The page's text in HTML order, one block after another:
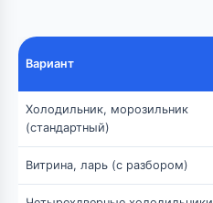
Вариант
Холодильник, морозильник
(стандартный)
Витрина, ларь (с разбором)